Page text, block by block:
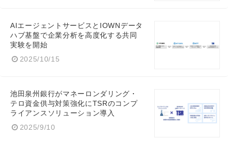
AIエージェントサービスとIOWNデータ
ハブ基盤で企業分析を高度化する共同
実験を開始
2025/10/15
池田泉州銀行がマネーロンダリング・
テロ資金供与対策強化にTSRのコンプ
ライアンスソリューション導入
2025/9/10